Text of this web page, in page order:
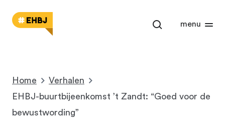
menu
Home
Verhalen
EHBJ-buurtbijeenkomst ’t Zandt: “Goed voor de
bewustwording”